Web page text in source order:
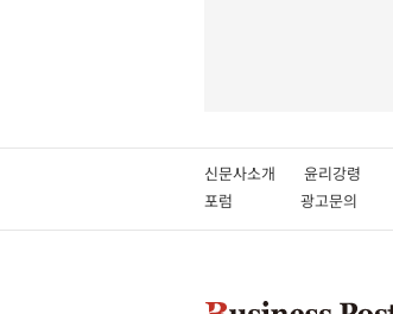
신문사소개 윤리강령
포럼
광고문의